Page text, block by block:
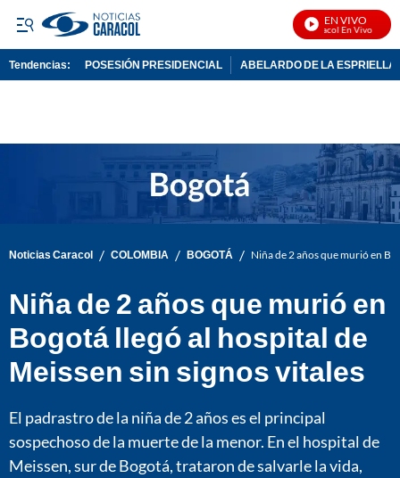
EN VIVO
Noticias Caracol En Vivo
Tendencias: POSESIÓN PRESIDENCIAL ABELARDO DE LA ESPRIELLA
Noticias Caracol / COLOMBIA / BOGOTÁ / Niña de 2 años que murió en
Niña de 2 años que murió en
Bogotá llegó al hospital de
Meissen sin signos vitales
El padrastro de la niña de 2 años es el principal
sospechoso de la muerte de la menor. En el hospital de
Meissen, sur de Bogotá, trataron de salvarle la vida,